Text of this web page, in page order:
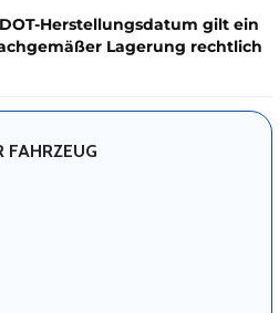
Herstellungsdatum gilt ein
Lagerung rechtlich
FAHRZEUG